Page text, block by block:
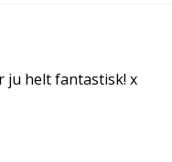
ju helt fantastisk! x